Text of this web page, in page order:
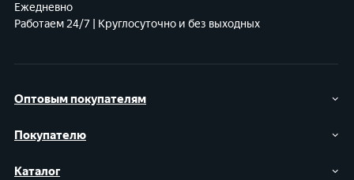
Оптовым покупателям
Покупателю
Каталог
Ежедневно
Работаем 24/7 | Круглосуточно и без выходных